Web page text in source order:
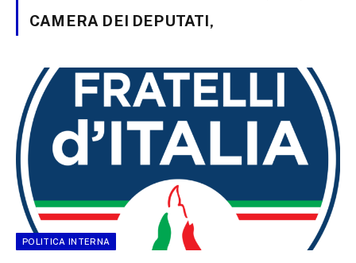
CAMERA DEI DEPUTATI,
POLITICA INTERNA